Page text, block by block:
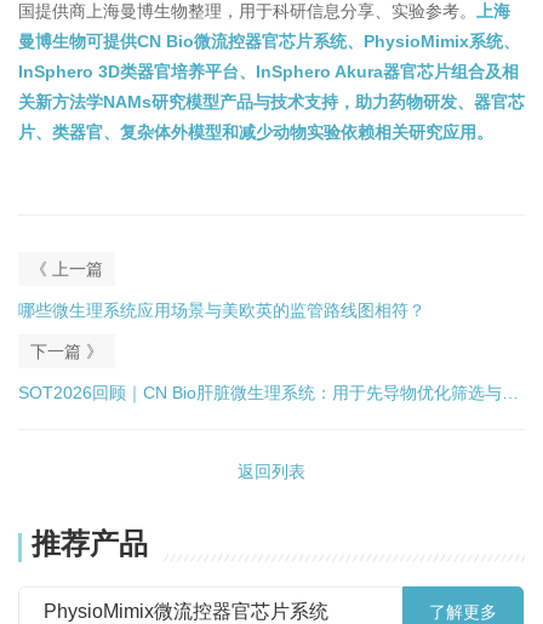
国提供商上海曼博生物整理，用于科研信息分享、实验参考。 上海
曼博生物可提供CN Bio微流控器官芯片系统、PhysioMimix系统、
InSphero 3D类器官培养平台、InSphero Akura器官芯片组合及相
关新方法学NAMs研究模型产品与技术支持，助力药物研发、器官芯
片、类器官、复杂体外模型和减少动物实验依赖相关研究应用。
《 上一篇
哪些微生理系统应用场景与美欧英的监管路线图相符？
返回列表
下一篇 》
SOT2026回顾｜CN Bio肝脏微生理系统：用于先导物优化筛选与探
推荐产品
PhysioMimix微流控器官芯片系统 了解更多